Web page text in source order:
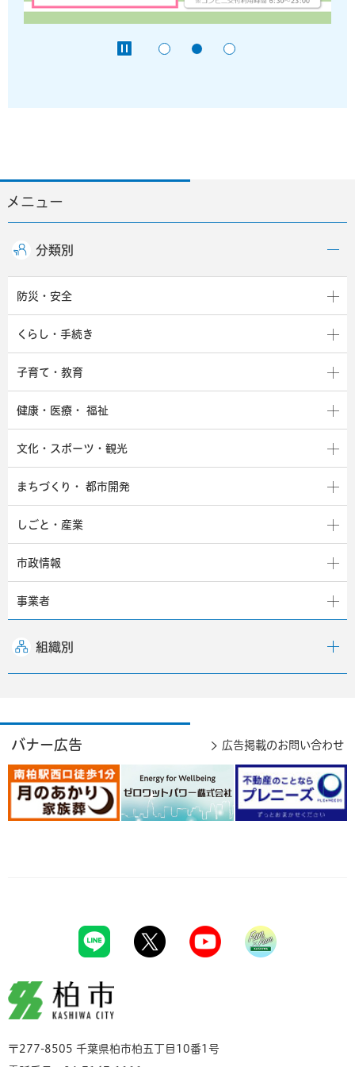
メニュー
分類別
防災・安全
くらし・手続き
子育て・教育
健康・医療・ 福祉
文化・スポーツ・観光
まちづくり・ 都市開発
しごと・産業
市政情報
事業者
組織別
バナー広告 広告掲載のお問い合わせ
柏市
〒277-8505 千葉県柏市柏五丁目10番1号